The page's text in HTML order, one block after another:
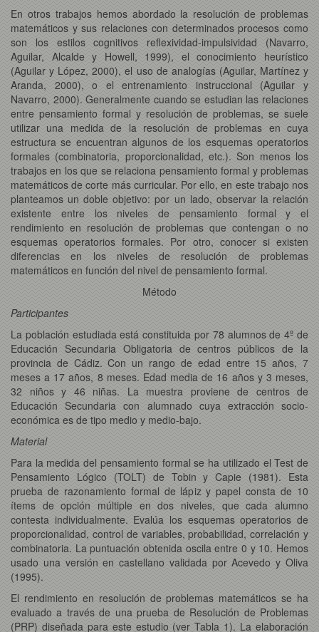
En otros trabajos hemos abordado la resolución de problemas
matemáticos y sus relaciones con determinados procesos como
son los estilos cognitivos reflexividad-impulsividad (Navarro,
Aguilar, Alcalde y Howell, 1999), el conocimiento heurístico
(Aguilar y López, 2000), el uso de analogías (Aguilar, Martínez y
Aranda, 2000), o el entrenamiento instruccional (Aguilar y
Navarro, 2000). Generalmente cuando se estudian las relaciones
entre pensamiento formal y resolución de problemas, se suele
utilizar una medida de la resolución de problemas en cuya
estructura se encuentran algunos de los esquemas operatorios
formales (combinatoria, proporcionalidad, etc.). Son menos los
trabajos en los que se relaciona pensamiento formal y problemas
matemáticos de corte más curricular. Por ello, en este trabajo nos
planteamos un doble objetivo: por un lado, observar la relación
existente entre los niveles de pensamiento formal y el
rendimiento en resolución de problemas que contengan o no
esquemas operatorios formales. Por otro, conocer si existen
diferencias en los niveles de resolución de problemas
matemáticos en función del nivel de pensamiento formal.
Método
Participantes
La población estudiada está constituida por 78 alumnos de 4º de
Educación Secundaria Obligatoria de centros públicos de la
provincia de Cádiz. Con un rango de edad entre 15 años, 7
meses a 17 años, 8 meses. Edad media de 16 años y 3 meses,
32 niños y 46 niñas. La muestra proviene de centros de
Educación Secundaria con alumnado cuya extracción socio-
económica es de tipo medio y medio-bajo.
Material
Para la medida del pensamiento formal se ha utilizado el Test de
Pensamiento Lógico (TOLT) de Tobin y Capie (1981). Esta
prueba de razonamiento formal de lápiz y papel consta de 10
ítems de opción múltiple en dos niveles, que cada alumno
contesta individualmente. Evalúa los esquemas operatorios de
proporcionalidad, control de variables, probabilidad, correlación y
combinatoria. La puntuación obtenida oscila entre 0 y 10. Hemos
usado una versión en castellano validada por Acevedo y Oliva
(1995).
El rendimiento en resolución de problemas matemáticos se ha
evaluado a través de una prueba de Resolución de Problemas
(PRP) diseñada para este estudio (ver Tabla 1). La elaboración